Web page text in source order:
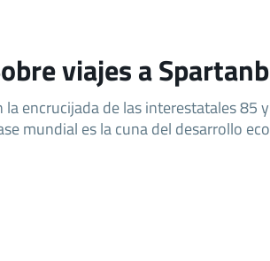
viajes a
la encrucijada de las interestatales 85
mundial es la cuna del desarrollo